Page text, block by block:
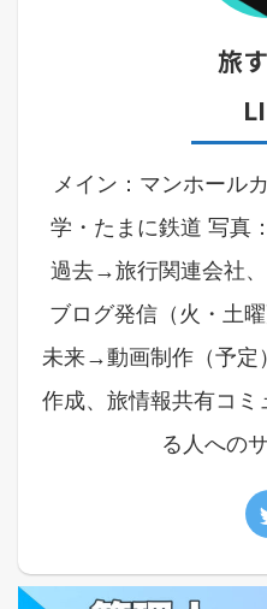
旅
メイン：マンホール
学・たまに鉄道 写真
過去→旅行関連会社
ブログ発信（火・土
未来→動画制作（予定
作成、旅情報共有コ
る人への